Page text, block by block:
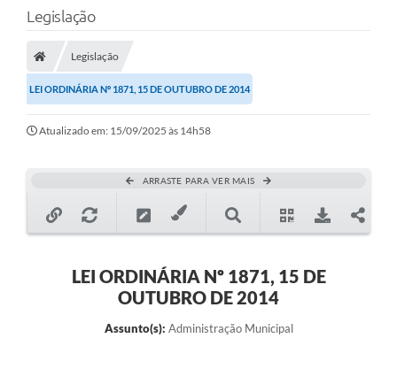
Transparência
Legislação
Editais
Covid-19 / Vacinação
Secretarias
A Prefeitura
Legislação
Legislação
LEI ORDINÁRIA Nº 1871, 15 DE OUTUBRO DE 2014
Atualizado em: 15/09/2025 às 14h58
ARRASTE PARA VER MAIS
LEI ORDINÁRIA Nº 1871, 15 DE
OUTUBRO DE 2014
Assunto(s): Administração Municipal